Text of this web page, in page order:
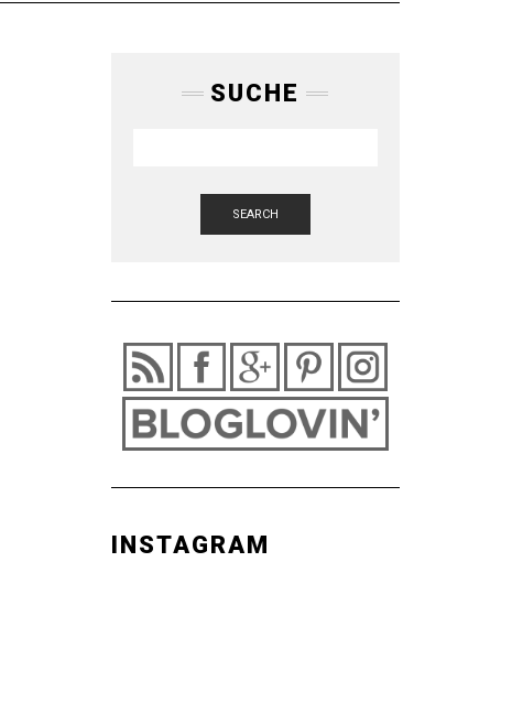
SUCHE
SEARCH
INSTAGRAM